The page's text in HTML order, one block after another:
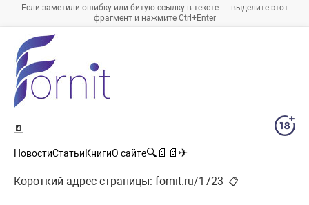
Если заметили ошибку или битую ссылку в тексте — выделите этот
фрагмент и нажмите Ctrl+Enter
🚪
НовостиСтатьиКнигиО сайте🔍 📄 📄 ✈
Короткий адрес страницы: fornit.ru/1723 📋